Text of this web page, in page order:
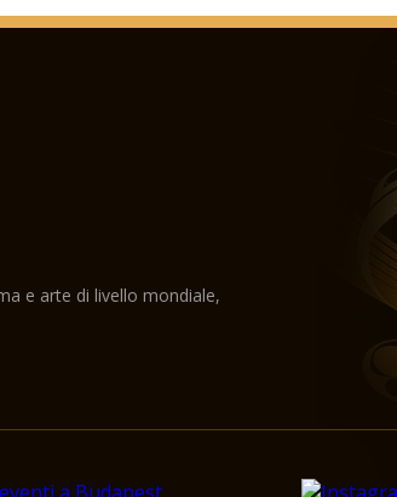
Francesco
1931. Papa Pio XI
1938. Le funzioni
del 34 ° Congresso
1944-1945 - La
danneggiati nella
insieme deve
1947. La struttura
1971. La mano
1982. La piastra di
sotto da una
1983. Data d'inizio
1991. Papa
1993. Il papa
16 agosto 2001 - Il
e arte di livello mondiale,